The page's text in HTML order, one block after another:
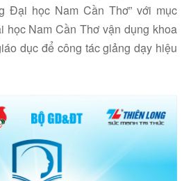
Đại học Nam Cần Thơ” với mục
học Nam Cần Thơ vận dụng khoa
dục để công tác giảng dạy hiệu